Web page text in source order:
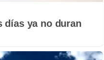
días ya no duran